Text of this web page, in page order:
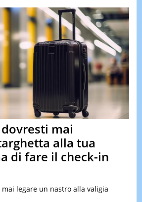
LOLGULP
LOVE
WOW
POP
NEWS
STORIE
VIDEO
& TV
QUIZ
&
TEST
mai
alla tua
di fare il check-in
legare un nastro alla valigia